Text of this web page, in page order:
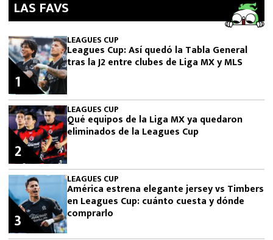
LAS FAVS
LEAGUES CUP
Leagues Cup: Así quedó la Tabla General
tras la J2 entre clubes de Liga MX y MLS
1
LEAGUES CUP
Qué equipos de la Liga MX ya quedaron
eliminados de la Leagues Cup
2
LEAGUES CUP
América estrena elegante jersey vs Timbers
en Leagues Cup: cuánto cuesta y dónde
comprarlo
3